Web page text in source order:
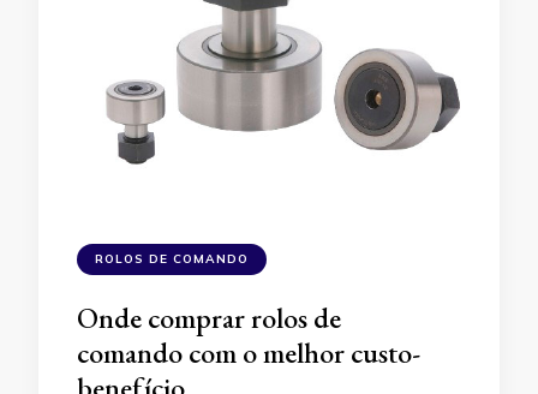
ROLOS DE COMANDO
Onde comprar rolos de
comando com o melhor custo-